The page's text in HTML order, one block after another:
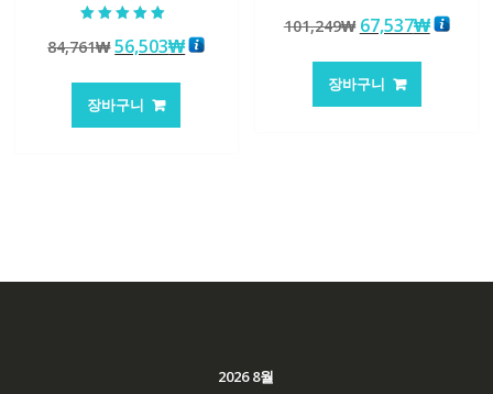
5.00
로 평가됨
84,761₩원
가
격:
56,503₩현
장바구니
5.00
로 평가됨
101,249₩ 원
가
격:
67,537₩현
장바구니
2026 8월